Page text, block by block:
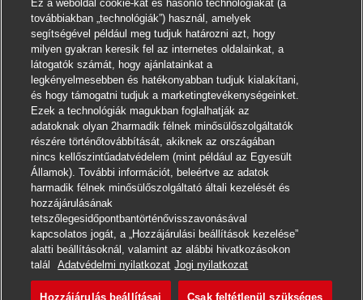
Jelentkezni
Ez a weboldal cookie-kat és hasonló technológiákat (a
továbbiakban „technológiák”) használ, amelyek
segítségével például meg tudjuk határozni azt, hogy
milyen gyakran keresik fel az internetes oldalainkat, a
látogatók számát, hogy ajánlatainkat a
legkényelmesebben és hatékonyabban tudjuk kialakítani,
és hogy támogatni tudjuk a marketingtevékenységeinket.
Ezek a technológiák magukban foglalhatják az
adatoknak olyan 2harmadik félnek minősülőszolgáltatók
részére történőtovábbítását, akiknek az országában
nincs kellőszintűadatvédelem (mint például az Egyesült
Államok). További információt, beleértve az adatok
harmadik félnek minősülőszolgáltató általi kezelését és
hozzájárulásának
tetszőlegesidőpontbantörténővisszavonásával
kapcsolatos jogát, a „Hozzájárulási beállítások kezelése”
alatti beállításoknál, valamint az alábbi hivatkozásokon
talál
Adatvédelmi nyilatkozat Jogi nyilatkozat
Hozzájárulás beállításai Csak feltétlenül szükséges